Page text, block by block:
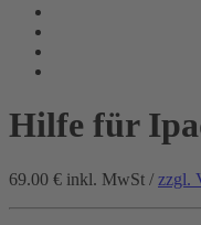
Hilfe für
69.00 € inkl. MwSt / zzgl.